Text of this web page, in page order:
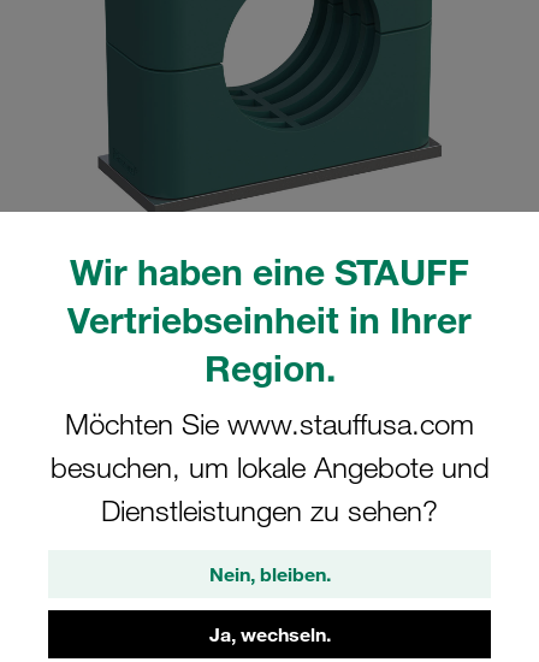
Wir haben eine STAUFF
Vertriebseinheit in Ihrer
Region.
Möchten Sie www.stauffusa.com
besuchen, um lokale Angebote und
Dienstleistungen zu sehen?
Nein, bleiben.
Ja, wechseln.
tatsächlichen Produkt abweichen.
Mehr anzeigen
Komplettschelle Standard-Baureihe Gr.
4 Ø30mm Polypropylen W4 gerippt, mit
Vorspannung Anschweißpl., kurz
Deckpl., AS-Schraube
SP-430-PP-DP-AS-M-W4
STAUFF Materialnr. 1110000876